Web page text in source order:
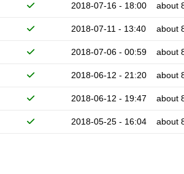
2018-07-16 - 18:00 about
2018-07-11 - 13:40 about
2018-07-06 - 00:59 about
2018-06-12 - 21:20 about
2018-06-12 - 19:47 about
2018-05-25 - 16:04 about